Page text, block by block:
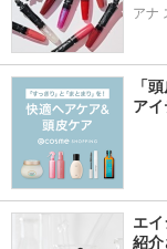
アナ
「
アイ
エ
紹介